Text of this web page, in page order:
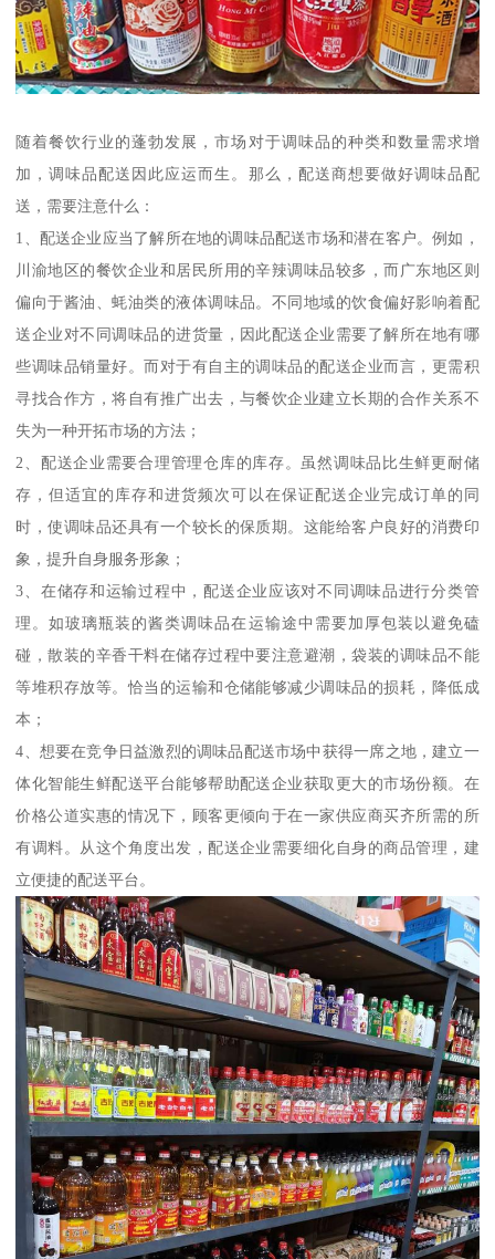
随着餐饮行业的蓬勃发展，市场对于调味品的种类和数量需求增
加，调味品配送因此应运而生。那么，配送商想要做好调味品配
送，需要注意什么：
1、配送企业应当了解所在地的调味品配送市场和潜在客户。例如，
川渝地区的餐饮企业和居民所用的辛辣调味品较多，而广东地区则
偏向于酱油、蚝油类的液体调味品。不同地域的饮食偏好影响着配
送企业对不同调味品的进货量，因此配送企业需要了解所在地有哪
些调味品销量好。而对于有自主的调味品的配送企业而言，更需积
寻找合作方，将自有推广出去，与餐饮企业建立长期的合作关系不
失为一种开拓市场的方法；
2、配送企业需要合理管理仓库的库存。虽然调味品比生鲜更耐储
存，但适宜的库存和进货频次可以在保证配送企业完成订单的同
时，使调味品还具有一个较长的保质期。这能给客户良好的消费印
象，提升自身服务形象；
3、在储存和运输过程中，配送企业应该对不同调味品进行分类管
理。如玻璃瓶装的酱类调味品在运输途中需要加厚包装以避免磕
碰，散装的辛香干料在储存过程中要注意避潮，袋装的调味品不能
等堆积存放等。恰当的运输和仓储能够减少调味品的损耗，降低成
本；
4、想要在竞争日益激烈的调味品配送市场中获得一席之地，建立一
体化智能生鲜配送平台能够帮助配送企业获取更大的市场份额。在
价格公道实惠的情况下，顾客更倾向于在一家供应商买齐所需的所
有调料。从这个角度出发，配送企业需要细化自身的商品管理，建
立便捷的配送平台。